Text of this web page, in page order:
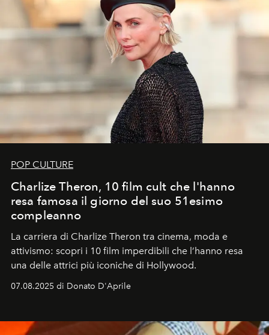
POP CULTURE
Charlize Theron, 10 film cult che l'hanno
resa famosa il giorno del suo 51esimo
compleanno
La carriera di Charlize Theron tra cinema, moda e
attivismo: scopri i 10 film imperdibili che l’hanno resa
una delle attrici più iconiche di Hollywood.
07.08.2025 di Donato D'Aprile